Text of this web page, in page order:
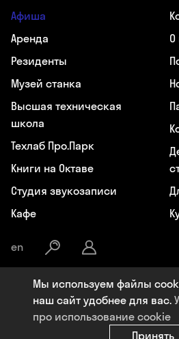
Афиша
Аренда
Резиденты
Музей станка
Высшая техническая
школа
Техлаб Про.Парк
Книги на Октаве
Студия звукозаписи
Кафе
О
en
Общество с ограниченной
7107119964, ОГРН: 1177154009284,
Тульская область, г. Тула, пер.
Мы используем файлы
наш сайт удобнее для вас.
про использование cookie
Принять